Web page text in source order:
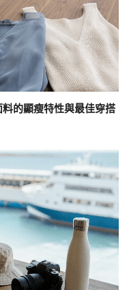
的顯瘦特性與最佳穿搭